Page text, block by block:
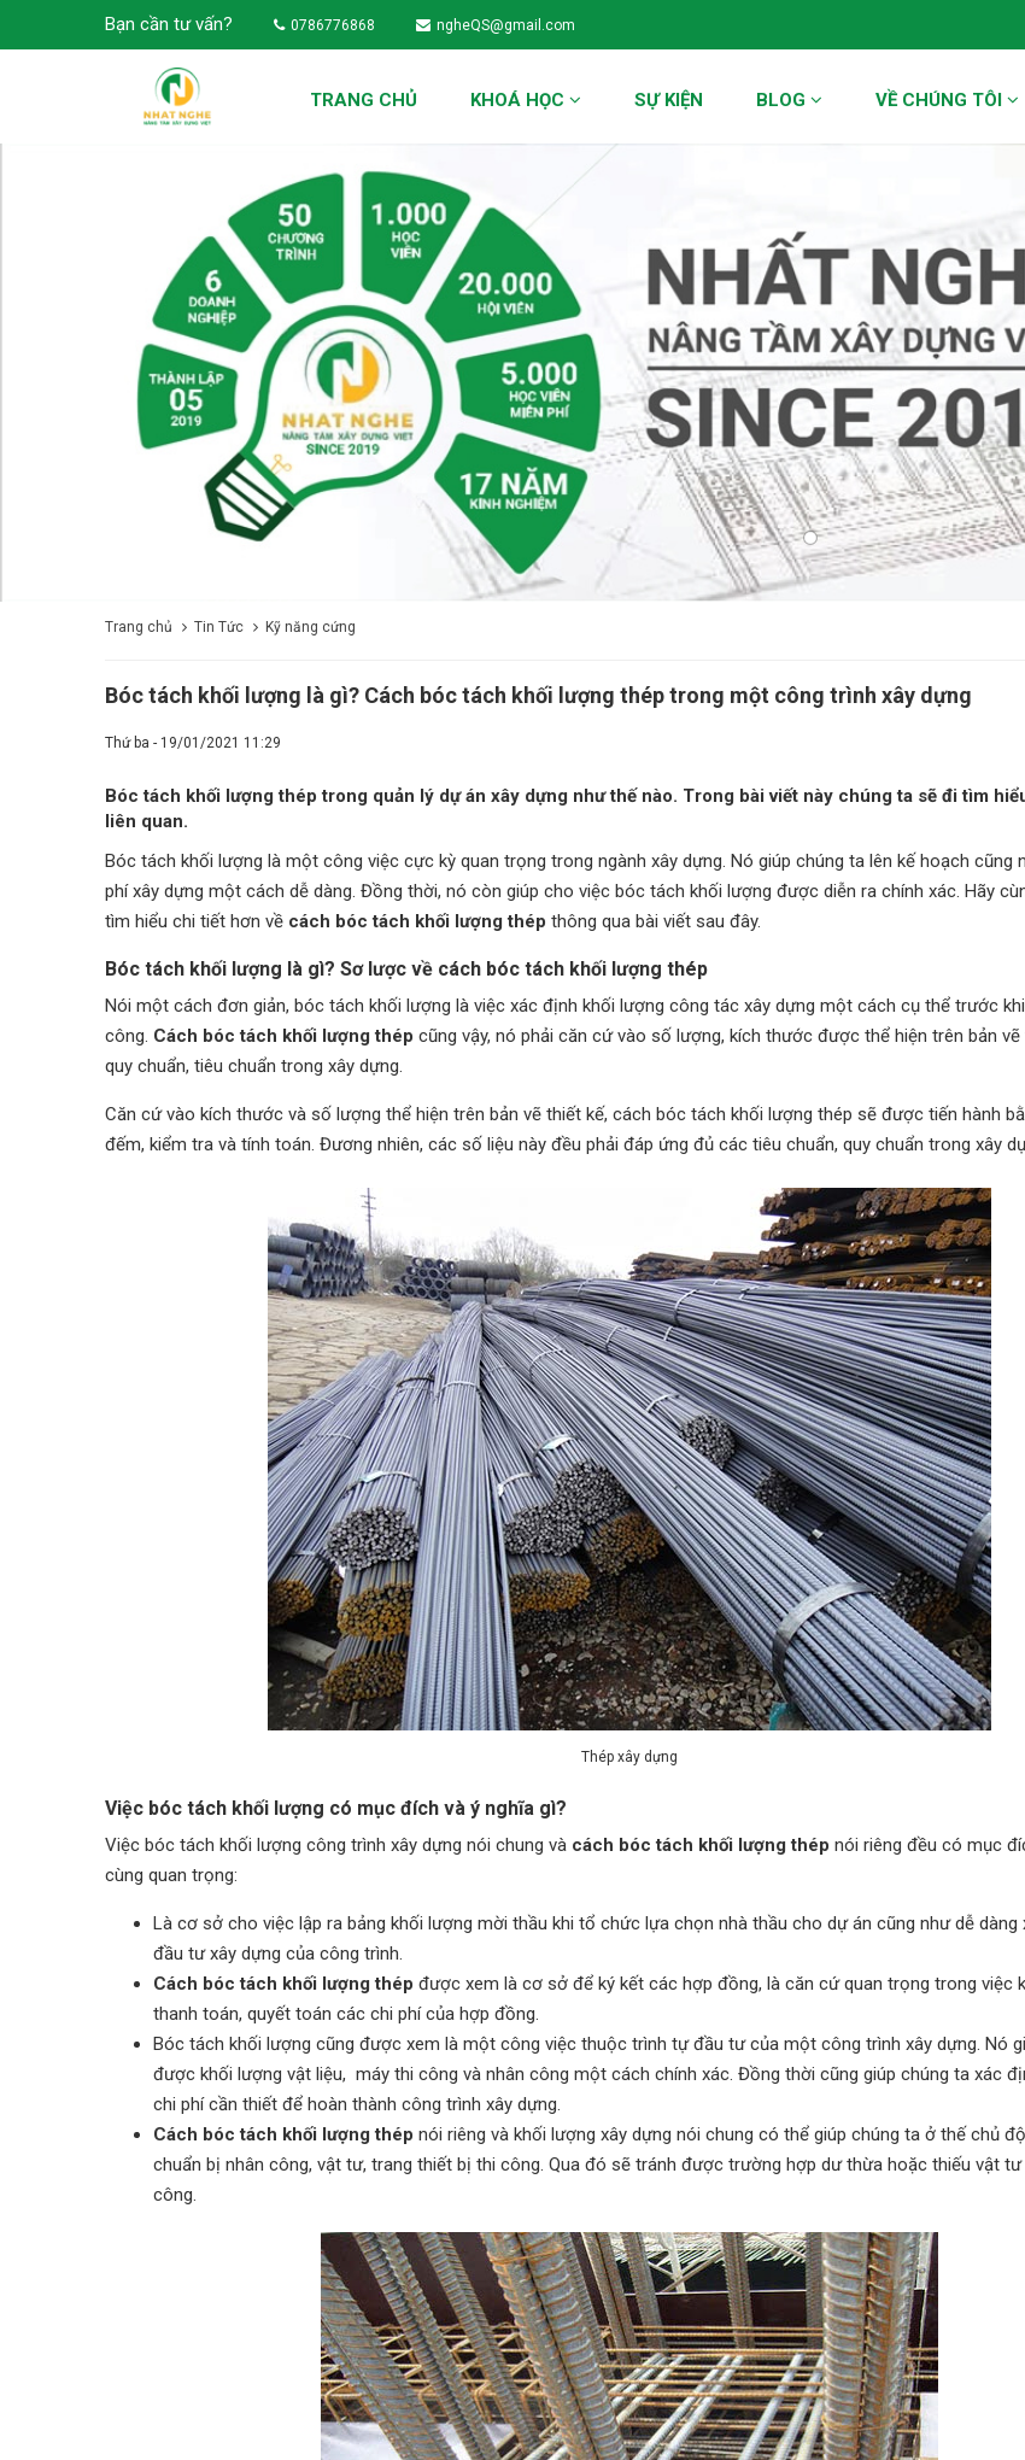
Bạn cần tư vấn? 0786776868 ngheQS@gmail.com
TRANG CHỦ KHOÁ HỌC SỰ KIỆN BLOG VỀ CHÚNG TÔI
Trang chủ Tin Tức Kỹ năng cứng
Bóc tách khối lượng là gì? Cách bóc tách khối lượng thép trong một công trình xây dựng
Thứ ba - 19/01/2021 11:29
Bóc tách khối lượng thép trong quản lý dự án xây dựng như thế nào. Trong bài viết này chúng ta sẽ đi tìm
liên quan.
Bóc tách khối lượng là một công việc cực kỳ quan trọng trong ngành xây dựng. Nó giúp chúng ta lên kế hoạch cũng
phí xây dựng một cách dễ dàng. Đồng thời, nó còn giúp cho việc bóc tách khối lượng được diễn ra chính xác. Hãy
tìm hiểu chi tiết hơn về cách bóc tách khối lượng thép thông qua bài viết sau đây.
Bóc tách khối lượng là gì? Sơ lược về cách bóc tách khối lượng thép
Nói một cách đơn giản, bóc tách khối lượng là việc xác định khối lượng công tác xây dựng một cách cụ thể trước
công. Cách bóc tách khối lượng thép cũng vậy, nó phải căn cứ vào số lượng, kích thước được thể hiện trên bản
quy chuẩn, tiêu chuẩn trong xây dựng.
Căn cứ vào kích thước và số lượng thể hiện trên bản vẽ thiết kế, cách bóc tách khối lượng thép sẽ được tiến hành
đếm, kiểm tra và tính toán. Đương nhiên, các số liệu này đều phải đáp ứng đủ các tiêu chuẩn, quy chuẩn trong xây
Thép xây dựng
Việc bóc tách khối lượng có mục đích và ý nghĩa gì?
Việc bóc tách khối lượng công trình xây dựng nói chung và cách bóc tách khối lượng thép nói riêng đều có mục
cùng quan trọng:
Là cơ sở cho việc lập ra bảng khối lượng mời thầu khi tổ chức lựa chọn nhà thầu cho dự án cũng như dễ dàng
đầu tư xây dựng của công trình.
Cách bóc tách khối lượng thép được xem là cơ sở để ký kết các hợp đồng, là căn cứ quan trọng trong việc
thanh toán, quyết toán các chi phí của hợp đồng.
Bóc tách khối lượng cũng được xem là một công việc thuộc trình tự đầu tư của một công trình xây dựng. Nó
được khối lượng vật liệu, máy thi công và nhân công một cách chính xác. Đồng thời cũng giúp chúng ta xác
chi phí cần thiết để hoàn thành công trình xây dựng.
Cách bóc tách khối lượng thép nói riêng và khối lượng xây dựng nói chung có thể giúp chúng ta ở thế chủ
chuẩn bị nhân công, vật tư, trang thiết bị thi công. Qua đó sẽ tránh được trường hợp dư thừa hoặc thiếu vật tư
công.